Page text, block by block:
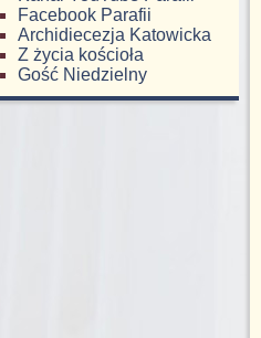
Facebook Parafii
Archidiecezja Katowicka
Z życia kościoła
Gość Niedzielny